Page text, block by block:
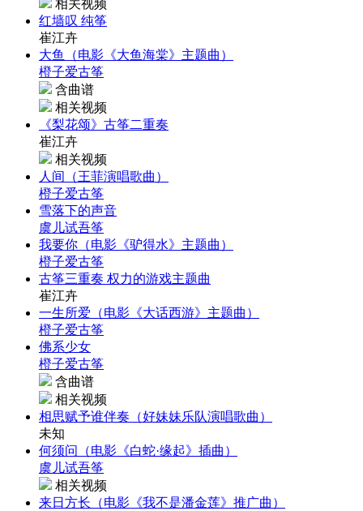
相关视频
红墙叹 纯筝
崔江卉
大鱼（电影《大鱼海棠》主题曲）
橙子爱古筝
含曲谱
相关视频
《梨花颂》古筝二重奏
崔江卉
相关视频
人间（王菲演唱歌曲）
橙子爱古筝
雪落下的声音
虞儿试吾筝
我要你（电影《驴得水》主题曲）
橙子爱古筝
古筝三重奏 权力的游戏主题曲
崔江卉
一生所爱（电影《大话西游》主题曲）
橙子爱古筝
佛系少女
橙子爱古筝
含曲谱
相关视频
相思赋予谁伴奏（好妹妹乐队演唱歌曲）
未知
何须问（电影《白蛇·缘起》插曲）
虞儿试吾筝
相关视频
来日方长（电影《我不是潘金莲》推广曲）